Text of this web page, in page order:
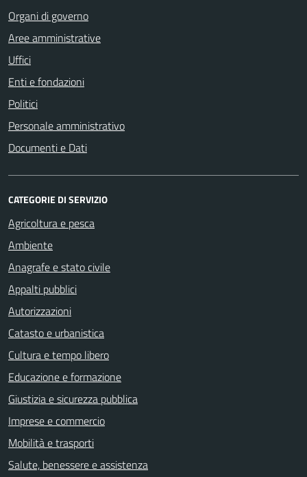
Organi di governo
Aree amministrative
Uffici
Enti e fondazioni
Politici
Personale amministrativo
Documenti e Dati
CATEGORIE DI SERVIZIO
Agricoltura e pesca
Ambiente
Anagrafe e stato civile
Appalti pubblici
Autorizzazioni
Catasto e urbanistica
Cultura e tempo libero
Educazione e formazione
Giustizia e sicurezza pubblica
Imprese e commercio
Mobilità e trasporti
Salute, benessere e assistenza